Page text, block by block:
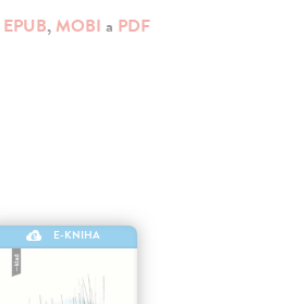
EPUB, MOBI a PDF
E-KNIHA